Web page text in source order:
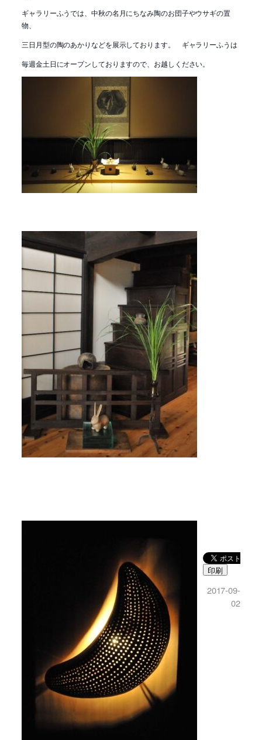
ギャラリーふうでは、中秋の名月にちなみ陶のお団子やウサギの置
物、
三日月型の陶のあかりなどを展示しております。 ギャラリーふうは
毎週金土日にオープンしておりますので、お越しください。
印刷
2017-09-
02